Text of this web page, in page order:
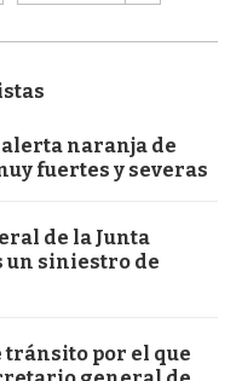
naranja de
fuertes y severas
de la Junta
un siniestro de
tránsito por el que